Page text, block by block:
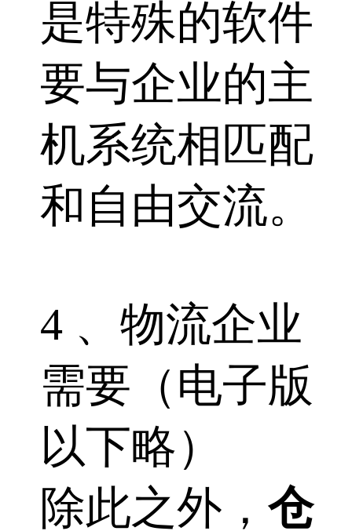
是特殊的软件
要与企业的主
机系统相匹配
和自由交流。
4 、物流企业
需要（电子版
以下略）
除此之外， 仓